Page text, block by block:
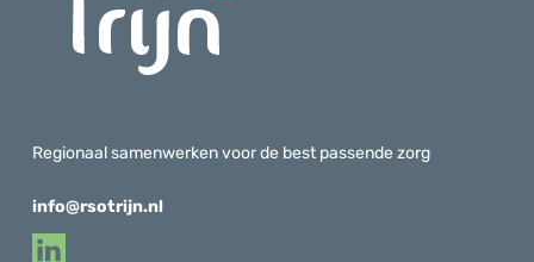
Regionaal samenwerken voor de best passende zorg
info@rsotrijn.nl